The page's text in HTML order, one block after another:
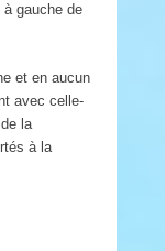
gauche de
et en aucun
avec celle-
la
à la